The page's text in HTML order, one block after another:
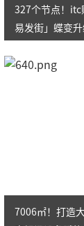
327个节点！itc
易发街」蝶变
7006㎡！打造